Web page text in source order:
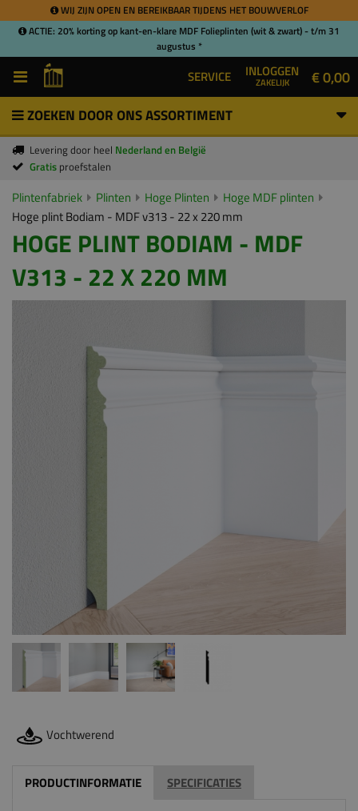
WIJ ZIJN OPEN EN BEREIKBAAR TIJDENS HET BOUWVERLOF
ACTIE: 20% korting op kant-en-klare MDF Folieplinten (wit & zwart) - t/m 31
augustus *
SERVICE INLOGGEN
ZAKELIJK € 0,00
ZOEKEN DOOR ONS ASSORTIMENT
Levering door heel Nederland en België
Gratis proefstalen
Plintenfabriek Plinten Hoge Plinten
Hoge MDF plinten
Hoge plint Bodiam - MDF v313 - 22 x 220 mm
HOGE PLINT BODIAM - MDF
V313 - 22 X 220 MM
Vochtwerend
PRODUCTINFORMATIE SPECIFICATIES